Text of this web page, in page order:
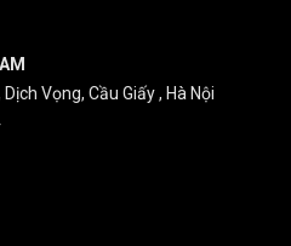
Vọng, Cầu Giấy , Hà Nội